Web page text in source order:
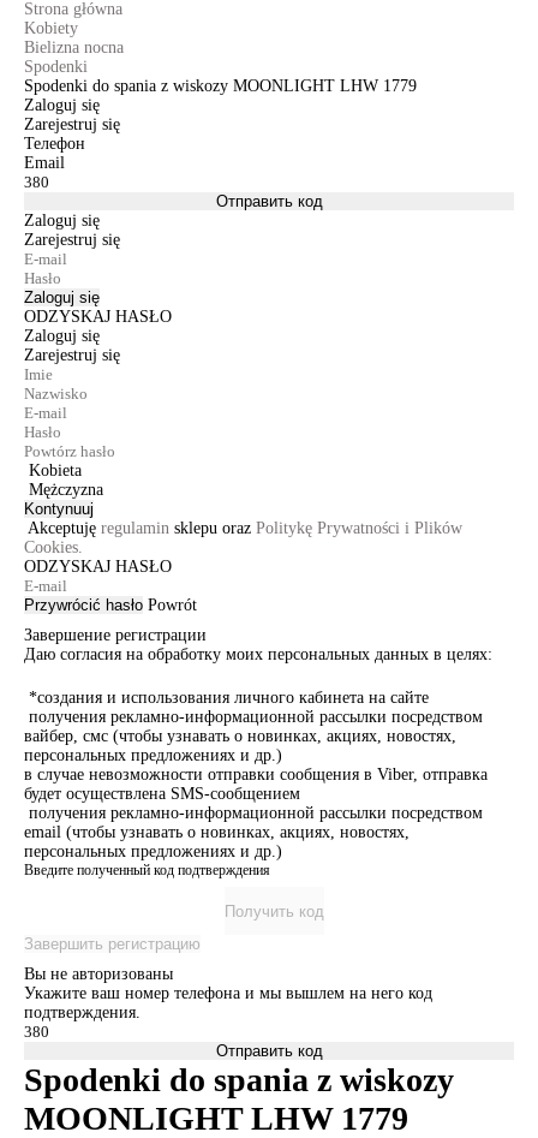
Strona główna
Kobiety
Bielizna nocna
Spodenki
Spodenki do spania z wiskozy MOONLIGHT LHW 1779
Zaloguj się
Zarejestruj się
Телефон
Email
Отправить код
Zaloguj się
Zarejestruj się
Zaloguj się
ODZYSKAJ HASŁO
Zaloguj się
Zarejestruj się
Kobieta
Mężczyzna
Kontynuuj
Akceptuję regulamin sklepu oraz Politykę Prywatności i Plików
Cookies.
ODZYSKAJ HASŁO
Przywrócić hasło Powrót
Завершение регистрации
Даю согласия на обработку моих персональных данных в целях:
*создания и использования личного кабинета на сайте
получения рекламно-информационной рассылки посредством
вайбер, смс (чтобы узнавать о новинках, акциях, новостях,
персональных предложениях и др.)
в случае невозможности отправки сообщения в Viber, отправка
будет осуществлена SMS-сообщением
получения рекламно-информационной рассылки посредством
email (чтобы узнавать о новинках, акциях, новостях,
персональных предложениях и др.)
Введите полученный код подтверждения
Получить код
Завершить регистрацию
Вы не авторизованы
Укажите ваш номер телефона и мы вышлем на него код
подтверждения.
Отправить код
Spodenki do spania z wiskozy
MOONLIGHT LHW 1779